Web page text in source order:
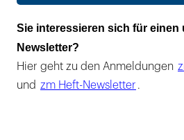
Sie interessieren sich für einen
Newsletter?
Hier geht zu den Anmeldungen
und zm Heft-Newsletter .